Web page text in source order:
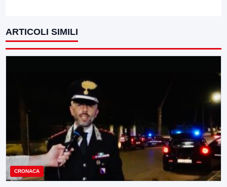
ARTICOLI SIMILI
CRONACA